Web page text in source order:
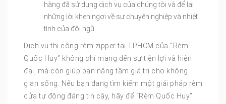
hàng đã sử dụng dịch vụ của chúng tôi và để lại
những lời khen ngợi về sự chuyên nghiệp và nhiệt
tình của đội ngũ.
Dịch vụ thi công rèm zipper tại TPHCM của “Rèm
Quốc Huy” không chỉ mang đến sự tiện lợi và hiện
đại, mà còn giúp bạn nâng tầm giá trị cho không
gian sống. Nếu bạn đang tìm kiếm một giải pháp rèm
cửa tự động đáng tin cậy, hãy để “Rèm Quốc Huy”